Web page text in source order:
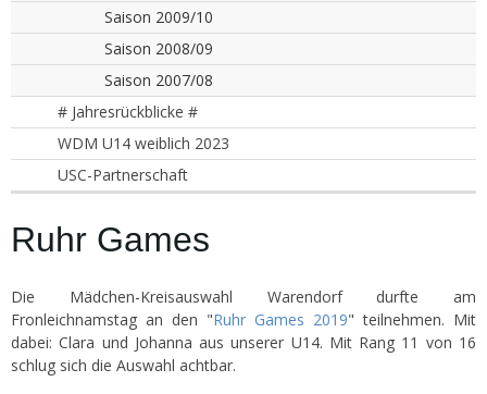
Saison 2009/10
Saison 2008/09
Saison 2007/08
# Jahresrückblicke #
WDM U14 weiblich 2023
USC-Partnerschaft
Ruhr Games
Die Mädchen-Kreisauswahl Warendorf durfte am
Fronleichnamstag an den "Ruhr Games 2019" teilnehmen. Mit
dabei: Clara und Johanna aus unserer U14. Mit Rang 11 von 16
schlug sich die Auswahl achtbar.